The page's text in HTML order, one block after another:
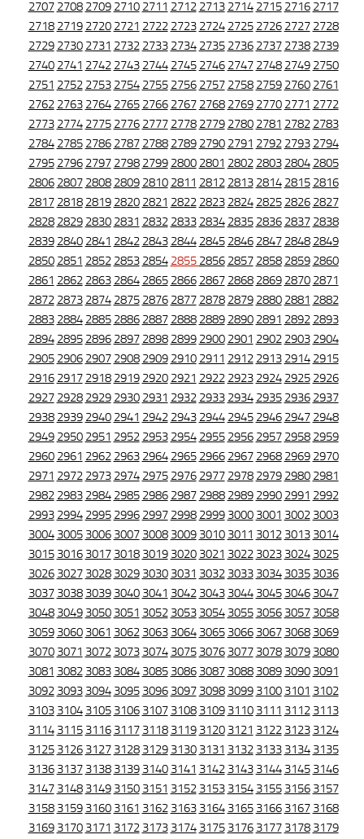
2707 2708 2709 2710 2711 2712 2713 2714 2715 2716 2717
2718 2719 2720 2721 2722 2723 2724 2725 2726 2727 2728
2729 2730 2731 2732 2733 2734 2735 2736 2737 2738 2739
2740 2741 2742 2743 2744 2745 2746 2747 2748 2749 2750
2751 2752 2753 2754 2755 2756 2757 2758 2759 2760 2761
2762 2763 2764 2765 2766 2767 2768 2769 2770 2771 2772
2773 2774 2775 2776 2777 2778 2779 2780 2781 2782 2783
2784 2785 2786 2787 2788 2789 2790 2791 2792 2793 2794
2795 2796 2797 2798 2799 2800 2801 2802 2803 2804 2805
2806 2807 2808 2809 2810 2811 2812 2813 2814 2815 2816
2817 2818 2819 2820 2821 2822 2823 2824 2825 2826 2827
2828 2829 2830 2831 2832 2833 2834 2835 2836 2837 2838
2839 2840 2841 2842 2843 2844 2845 2846 2847 2848 2849
2850 2851 2852 2853 2854 2855 2856 2857 2858 2859 2860
2861 2862 2863 2864 2865 2866 2867 2868 2869 2870 2871
2872 2873 2874 2875 2876 2877 2878 2879 2880 2881 2882
2883 2884 2885 2886 2887 2888 2889 2890 2891 2892 2893
2894 2895 2896 2897 2898 2899 2900 2901 2902 2903 2904
2905 2906 2907 2908 2909 2910 2911 2912 2913 2914 2915
2916 2917 2918 2919 2920 2921 2922 2923 2924 2925 2926
2927 2928 2929 2930 2931 2932 2933 2934 2935 2936 2937
2938 2939 2940 2941 2942 2943 2944 2945 2946 2947 2948
2949 2950 2951 2952 2953 2954 2955 2956 2957 2958 2959
2960 2961 2962 2963 2964 2965 2966 2967 2968 2969 2970
2971 2972 2973 2974 2975 2976 2977 2978 2979 2980 2981
2982 2983 2984 2985 2986 2987 2988 2989 2990 2991 2992
2993 2994 2995 2996 2997 2998 2999 3000 3001 3002 3003
3004 3005 3006 3007 3008 3009 3010 3011 3012 3013 3014
3015 3016 3017 3018 3019 3020 3021 3022 3023 3024 3025
3026 3027 3028 3029 3030 3031 3032 3033 3034 3035 3036
3037 3038 3039 3040 3041 3042 3043 3044 3045 3046 3047
3048 3049 3050 3051 3052 3053 3054 3055 3056 3057 3058
3059 3060 3061 3062 3063 3064 3065 3066 3067 3068 3069
3070 3071 3072 3073 3074 3075 3076 3077 3078 3079 3080
3081 3082 3083 3084 3085 3086 3087 3088 3089 3090 3091
3092 3093 3094 3095 3096 3097 3098 3099 3100 3101 3102
3103 3104 3105 3106 3107 3108 3109 3110 3111 3112 3113
3114 3115 3116 3117 3118 3119 3120 3121 3122 3123 3124
3125 3126 3127 3128 3129 3130 3131 3132 3133 3134 3135
3136 3137 3138 3139 3140 3141 3142 3143 3144 3145 3146
3147 3148 3149 3150 3151 3152 3153 3154 3155 3156 3157
3158 3159 3160 3161 3162 3163 3164 3165 3166 3167 3168
3169 3170 3171 3172 3173 3174 3175 3176 3177 3178 3179